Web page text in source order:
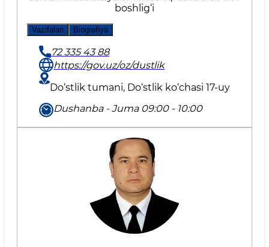
boshlig‘i
Vazifalari Biografiya
72 335 43 88
https://gov.uz/oz/dustlik
Do‘stlik tumani, Do‘stlik ko‘chasi 17-uy
Dushanba - Juma 09:00 - 10:00